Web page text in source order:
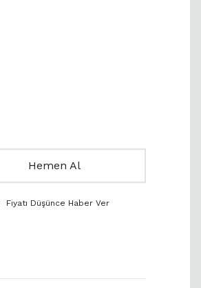
Hemen Al
Fiyatı Düşünce Haber Ver